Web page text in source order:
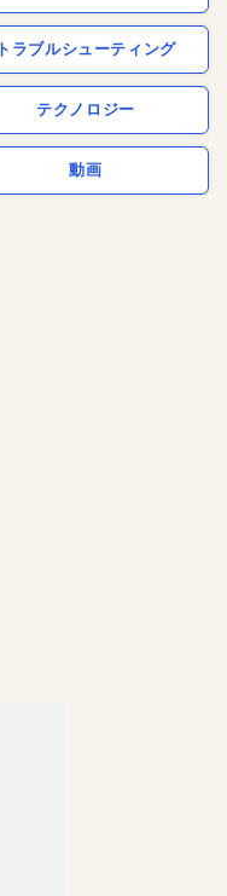
トラブルシューティング
テクノロジー
動画